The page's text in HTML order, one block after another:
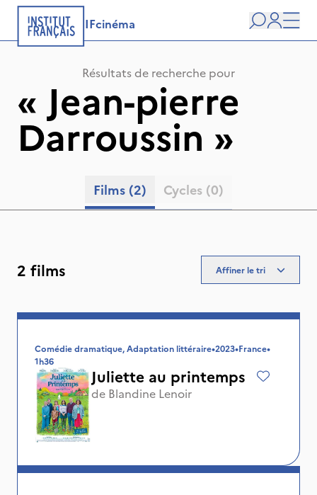
IFcinéma
user
Résultats de recherche pour
« Jean-pierre
Darroussin »
Films (2) Cycles (0)
2 films Affiner le tri
Comédie dramatique, Adaptation littéraire•2023•France•
1h36
Juliette au printemps
de Blandine Lenoir